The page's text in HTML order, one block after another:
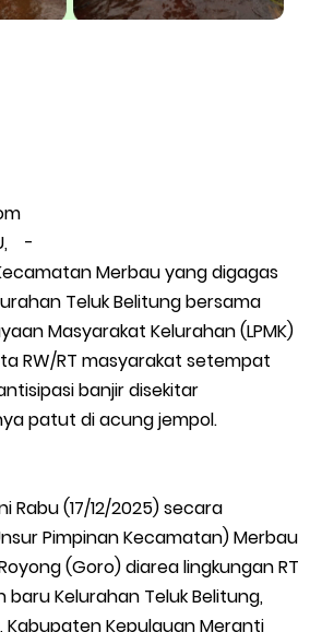
XII 2026 di Cibubur
Gelar Ekspedisi Merah Putih" Jalin
Pers, Komunitas dan Mahasiswa
Maaf, Janji Datangkan Mesin Sewa
dan Kecamatan Putri Puyu Tuntut
dan Beri Kompensasi
Teluk Belitung, Dan Perwakilan
-
Merbau yang digagas
Teluk Belitung bersama
Masyarakat Kelurahan (LPMK)
RW/RT masyarakat setempat
banjir disekitar
patut di acung jempol.
Rabu (17/12/2025) secara
Pimpinan Kecamatan) Merbau
(Goro) diarea lingkungan RT
baru Kelurahan Teluk Belitung,
Kepulauan Meranti